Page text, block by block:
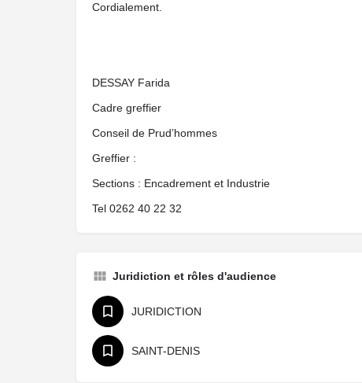
Cordialement.
DESSAY Farida
Cadre greffier
Conseil de Prud’hommes
Greffier :
Sections : Encadrement et Industrie
Tel 0262 40 22 32
Juridiction et rôles d'audience
JURIDICTION
SAINT-DENIS